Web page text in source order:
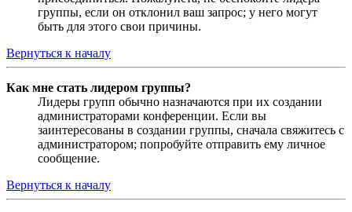
группы, если он отклонил ваш запрос; у него могут
быть для этого свои причины.
Вернуться к началу
Как мне стать лидером группы?
Лидеры групп обычно назначаются при их создании
администраторами конференции. Если вы
заинтересованы в создании группы, сначала свяжитесь с
администратором; попробуйте отправить ему личное
сообщение.
Вернуться к началу